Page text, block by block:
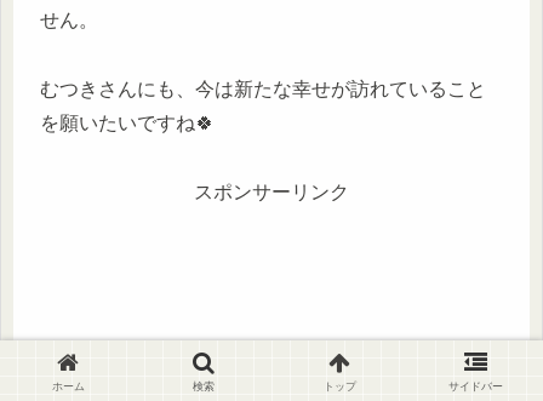
せん。
むつきさんにも、今は新たな幸せが訪れていること
を願いたいですね🍀
スポンサーリンク
ホーム 検索 トップ サイドバー